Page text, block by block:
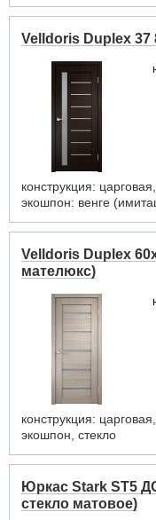
Velldoris Duplex 37
конструкция:
экошпон: венге
Velldoris Duplex
мателюкс)
конструкция:
экошпон, стекло
Юркас Stark ST5
стекло матовое)